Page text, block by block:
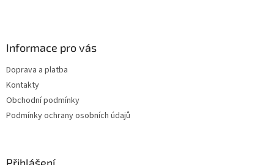
Informace pro vás
Doprava a platba
Kontakty
Obchodní podmínky
Podmínky ochrany osobních údajů